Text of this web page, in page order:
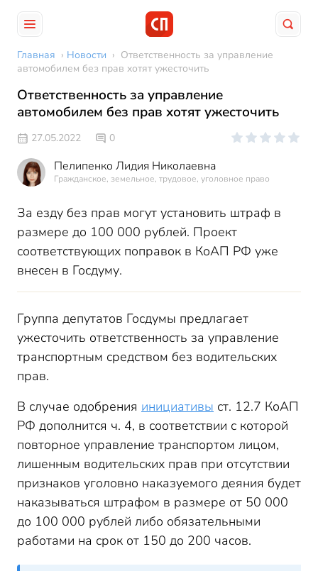
Главная › Новости › Ответственность за управление
автомобилем без прав хотят ужесточить
Ответственность за управление
автомобилем без прав хотят ужесточить
27.05.2022 0
Пелипенко Лидия Николаевна
Гражданское, земельное, трудовое, уголовное право
За езду без прав могут установить штраф в
размере до 100 000 рублей. Проект
соответствующих поправок в КоАП РФ уже
внесен в Госдуму.
Группа депутатов Госдумы предлагает
ужесточить ответственность за управление
транспортным средством без водительских
прав.
В случае одобрения инициативы ст. 12.7 КоАП
РФ дополнится ч. 4, в соответствии с которой
повторное управление транспортом лицом,
лишенным водительских прав при отсутствии
признаков уголовно наказуемого деяния будет
наказываться штрафом в размере от 50 000
до 100 000 рублей либо обязательными
работами на срок от 150 до 200 часов.